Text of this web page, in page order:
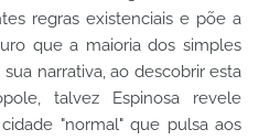
regras existenciais e põe a
que a maioria dos simples
narrativa, ao descobrir esta
talvez Espinosa revele
"normal" que pulsa aos